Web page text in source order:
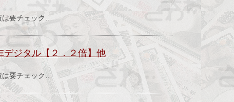
要チェック…
デジタル【２．２倍】他
は要チェック…